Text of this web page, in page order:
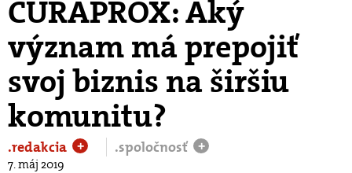
CURAPROX: Aký
význam má prepojiť
svoj biznis na širšiu
komunitu?
.redakcia + .spoločnosť +
7. máj 2019